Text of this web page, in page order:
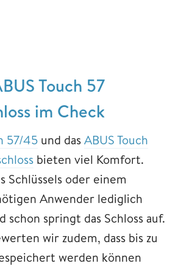
Touch 57
im Check
57/45 und dasABUS Touch
bieten viel Komfort.
Schlüssels oder einem
Anwender lediglich
schon springt das Schloss auf.
wir zudem, dass bis zu
werden können